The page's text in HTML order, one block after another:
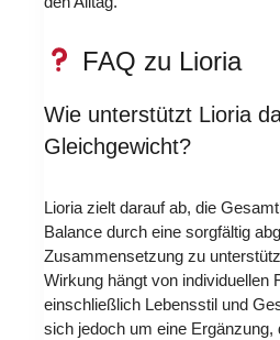
FAQ zu Lioria
Wie unterstützt Lioria
Gleichgewicht?
Lioria zielt darauf ab, die
Balance durch eine sorgfältig
Zusammensetzung zu
Wirkung hängt von individuellen
einschließlich Lebensstil und
sich jedoch um eine Ergänzung,